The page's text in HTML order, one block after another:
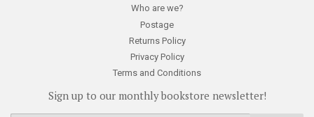
Who are we?
Postage
Returns Policy
Privacy Policy
Terms and Conditions
Sign up to our monthly bookstore newsletter!